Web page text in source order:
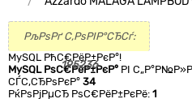
РљРѕРґ С‚РѕРІР°СЂСѓ:
195236
MySQL РћС€РёР±РєР°!
MySQL РѕС€РёР±РєР° РІ
СЃС‚СЂРѕРєР° 34
РќРѕРјРµСЂ РѕС€РёР±РєРё: 1